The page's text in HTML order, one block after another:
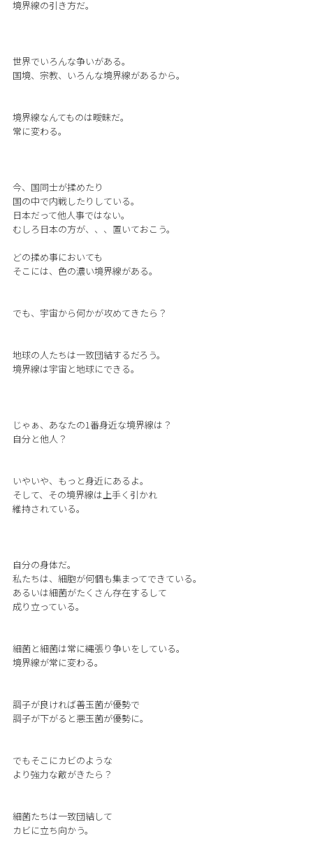
境界線の引き方だ。
世界でいろんな争いがある。
国境、宗教、いろんな境界線があるから。
境界線なんてものは曖昧だ。
常に変わる。
今、国同士が揉めたり
国の中で内戦したりしている。
日本だって他人事ではない。
むしろ日本の方が、、、置いておこう。
どの揉め事においても
そこには、色の濃い境界線がある。
でも、宇宙から何かが攻めてきたら？
地球の人たちは一致団結するだろう。
境界線は宇宙と地球にできる。
じゃぁ、あなたの1番身近な境界線は？
自分と他人？
いやいや、もっと身近にあるよ。
そして、その境界線は上手く引かれ
維持されている。
自分の身体だ。
私たちは、細胞が何個も集まってできている。
あるいは細菌がたくさん存在するして
成り立っている。
細菌と細菌は常に縄張り争いをしている。
境界線が常に変わる。
調子が良ければ善玉菌が優勢で
調子が下がると悪玉菌が優勢に。
でもそこにカビのような
より強力な敵がきたら？
細菌たちは一致団結して
カビに立ち向かう。